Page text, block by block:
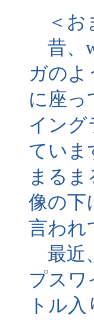
＜お
昔、
ガの
に座っ
イング
ていま
まる
像の下
言われ
最近
プスワ
トル